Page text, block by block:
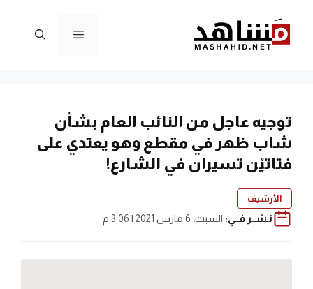
المحتوى
القائمة
توجيه عاجل من النائب العام بشأن
شاب ظهر في مقطع وهو يعتدي على
فتاتيْن تسيران في الشارع!
الأرشيف
نـشــر فــي: السبت، 6 مارس 2021 | 3:06 م